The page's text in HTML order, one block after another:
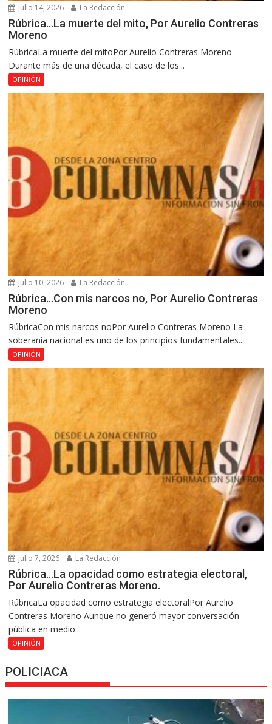
julio 14, 2026 La Redacción
Rúbrica…La muerte del mito, Por Aurelio Contreras
Moreno
RúbricaLa muerte del mitoPor Aurelio Contreras Moreno
Durante más de una década, el caso de los...
OPINIÓN
julio 10, 2026 La Redacción
Rúbrica…Con mis narcos no, Por Aurelio Contreras
Moreno
RúbricaCon mis narcos noPor Aurelio Contreras Moreno La
soberanía nacional es uno de los principios fundamentales...
OPINIÓN
julio 7, 2026 La Redacción
Rúbrica…La opacidad como estrategia electoral,
Por Aurelio Contreras Moreno.
RúbricaLa opacidad como estrategia electoralPor Aurelio
Contreras Moreno Aunque no generó mayor conversación
pública en medio...
OPINIÓN
POLICIACA